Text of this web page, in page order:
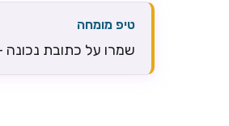
טיפ מומחה
שמרו על כתובת